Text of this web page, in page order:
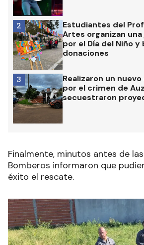
Estudiantes del
Artes organizan
por el Día del Niño y
donaciones
2
Realizaron un
por el crimen de
secuestraron
3
Finalmente, minutos antes de
Bomberos informaron que
éxito el rescate.